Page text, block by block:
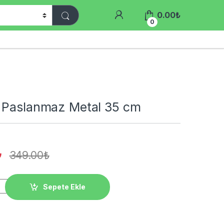
0
0.00₺
Metal 35 cm
349.00₺
Metal 35 cm quantity
Sepete Ekle